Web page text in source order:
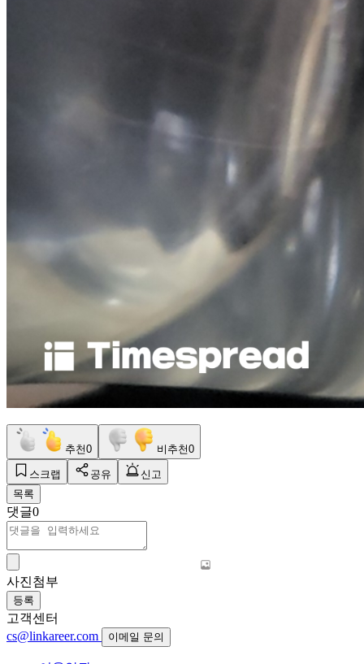
추천0 비추천0
스크랩 공유
신고
목록
댓글0
사진첨부
등록
고객센터
cs@linkareer.com
이메일 문의